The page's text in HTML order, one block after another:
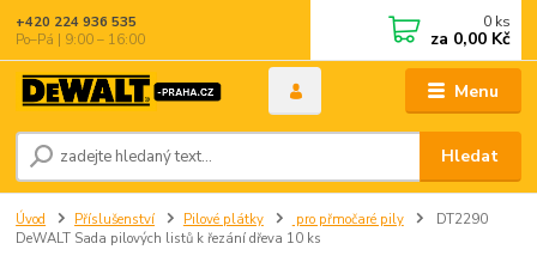
Menu
Hledat
+420 224 936 535
Po–Pá | 9:00 – 16:00
0 ks
za 0,00 Kč
Úvod Příslušenství Pilové plátky pro přmočaré pily
DT2290
DeWALT Sada pilových listů k řezání dřeva 10 ks